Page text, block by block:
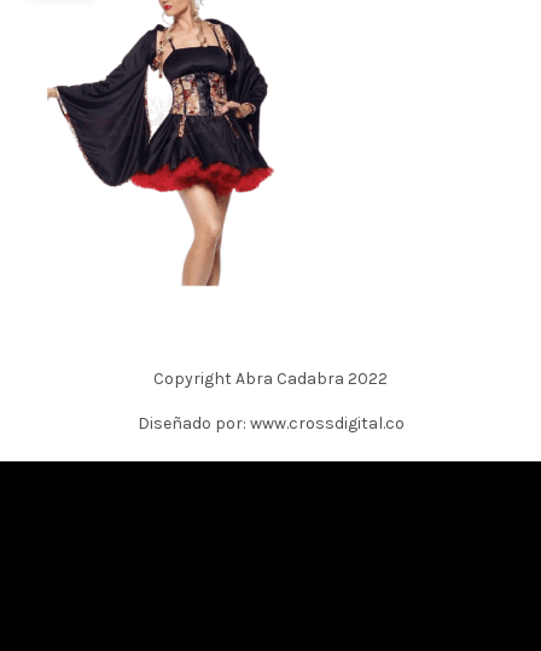
Copyright Abra Cadabra 2022
Diseñado por: www.crossdigital.co